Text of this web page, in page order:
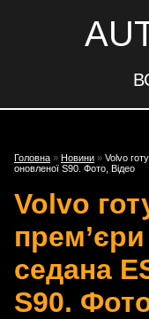
Головна » Новини » Volvo
оновленої S90. Фото, Відео
Volvo
седана
S90.